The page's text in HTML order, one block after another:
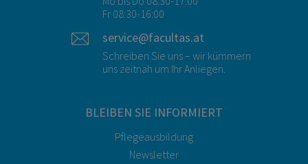
Fr 08:30-16:00
service@facultas.at
Schreiben Sie uns – wir kümmern
uns zeitnah um Ihr Anliegen.
BLEIBEN SIE INFORMIERT
Pflegeausbildung
Newsletter